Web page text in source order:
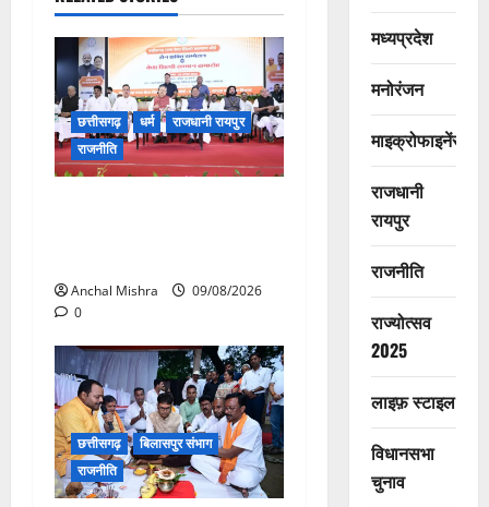
छत्तीसगढ़ धर्म
राजधानी रायपुर
राजनीति
Anchal Mishra
09/08/2026
0
छत्तीसगढ़
बिलासपुर संभाग
राजनीति
मध्यप्रदेश
मनोरंजन
माइक्रोफाइनेंस
राजधानी
रायपुर
राजनीति
राज्योत्सव
2025
लाइफ़ स्टाइल
विधानसभा
चुनाव